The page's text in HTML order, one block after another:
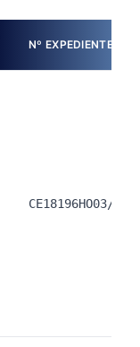
Nº EXPEDIENTE
CE18196HO03/25